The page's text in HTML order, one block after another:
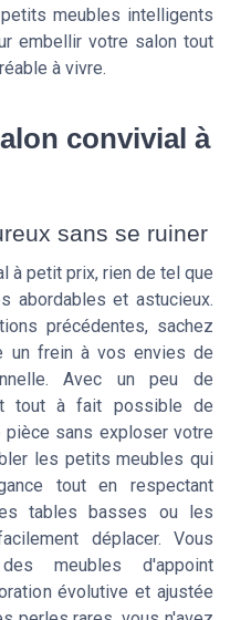
meubles intelligents
embellir votre salon tout
à vivre.
convivial à
sans se ruiner
à petit prix, rien de tel que
abordables et astucieux.
précédentes, sachez
un frein à vos envies de
Avec un peu de
tout à fait possible de
pièce sans exploser votre
les petits meubles qui
tout en respectant
tables basses ou les
déplacer. Vous
meubles d'appoint
évolutive et ajustée